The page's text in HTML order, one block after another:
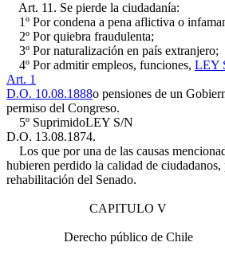
Art. 11. Se pierde la ciudadanía:
1º Por condena a pena aflictiva o
2º Por quiebra fraudulenta;
3º Por naturalización en país extranjero;
4º Por admitir empleos, funciones, LEY
Art. 1
D.O. 10.08.1888o pensiones de un
permiso del Congreso.
5º SuprimidoLEY S/N
D.O. 13.08.1874.
Los que por una de las causas
hubieren perdido la calidad de
rehabilitación del Senado.
CAPITULO V
Derecho público de Chile